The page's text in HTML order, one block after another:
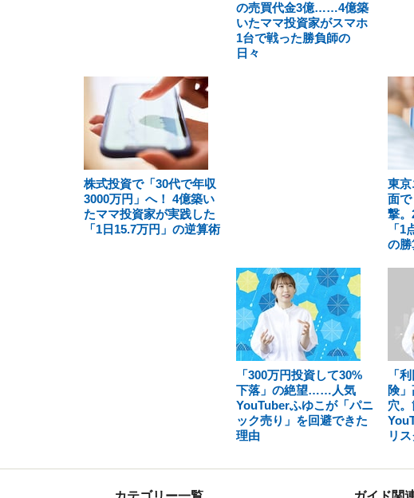
の売買代金3億……4億築
いたママ投資家がスマホ
1台で戦った勝負師の
日々
株式投資で「30代で年収
3000万円」へ！ 4億築い
たママ投資家が実践した
「1日15.7万円」の逆算術
東
面
撃。
「
の勝
「300万円投資して30%
下落」の絶望……人気
YouTuberふゆこが「パニ
ック売り」を回避できた
理由
「
険
穴
リ